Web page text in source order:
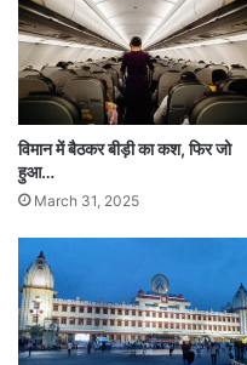
गोपालंगज के
आरोपी को गिरफ्तार कर
कैम्प कर रही है। उन्होंने
नियंत्रण में है। उन्होंने
छानबीन कर रही है।
Tags Bihar National News
ण
चु
ना
वी
थ
कं
डा
हा
र्दि
क
विमान में बैठकर बीड़ी का कश, फिर जो
हुआ…
March 31, 2025